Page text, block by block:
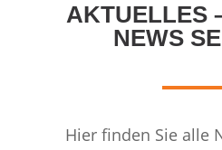
AKTUELLES
NEWS
Hier finden Sie alle